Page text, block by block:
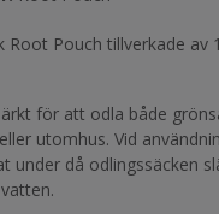
Root Pouch tillverkade av
för att odla både
utomhus. Vid
under då odlingssäcken